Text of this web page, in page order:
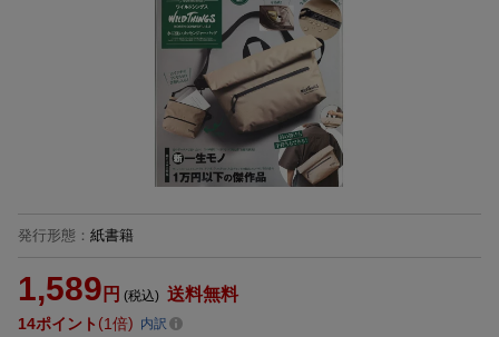
発行形態 ： 紙書籍
1,589 円 (税込) 送料無料
14ポイント 1倍 内訳